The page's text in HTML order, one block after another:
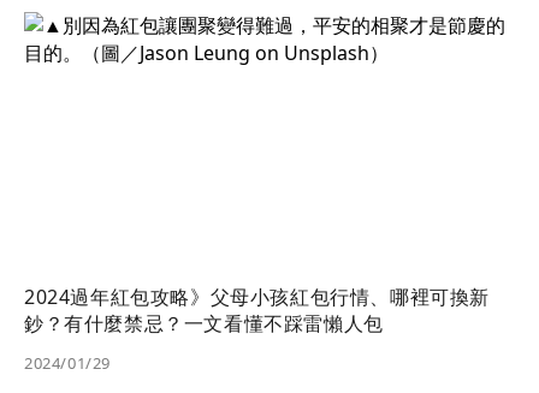
2024過年紅包攻略》父母小孩紅包行情、哪裡可換新
鈔？有什麼禁忌？一文看懂不踩雷懶人包
2024/01/29